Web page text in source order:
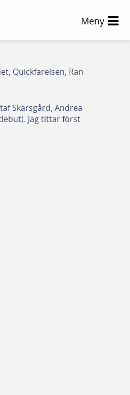
Quickfarelsen, Ran
Skarsgård, Andrea
Jag tittar först
Meny